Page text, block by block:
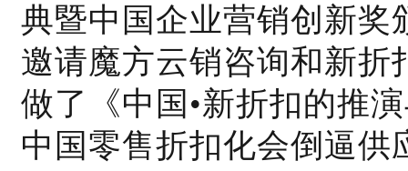
典暨中国企业营销创新奖
邀请魔方云销咨询和新折
做了《中国•新折扣的推
中国零售折扣化会倒逼供